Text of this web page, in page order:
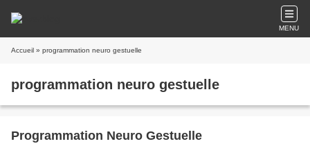
MENU
Accueil » programmation neuro gestuelle
programmation neuro gestuelle
Programmation Neuro Gestuelle